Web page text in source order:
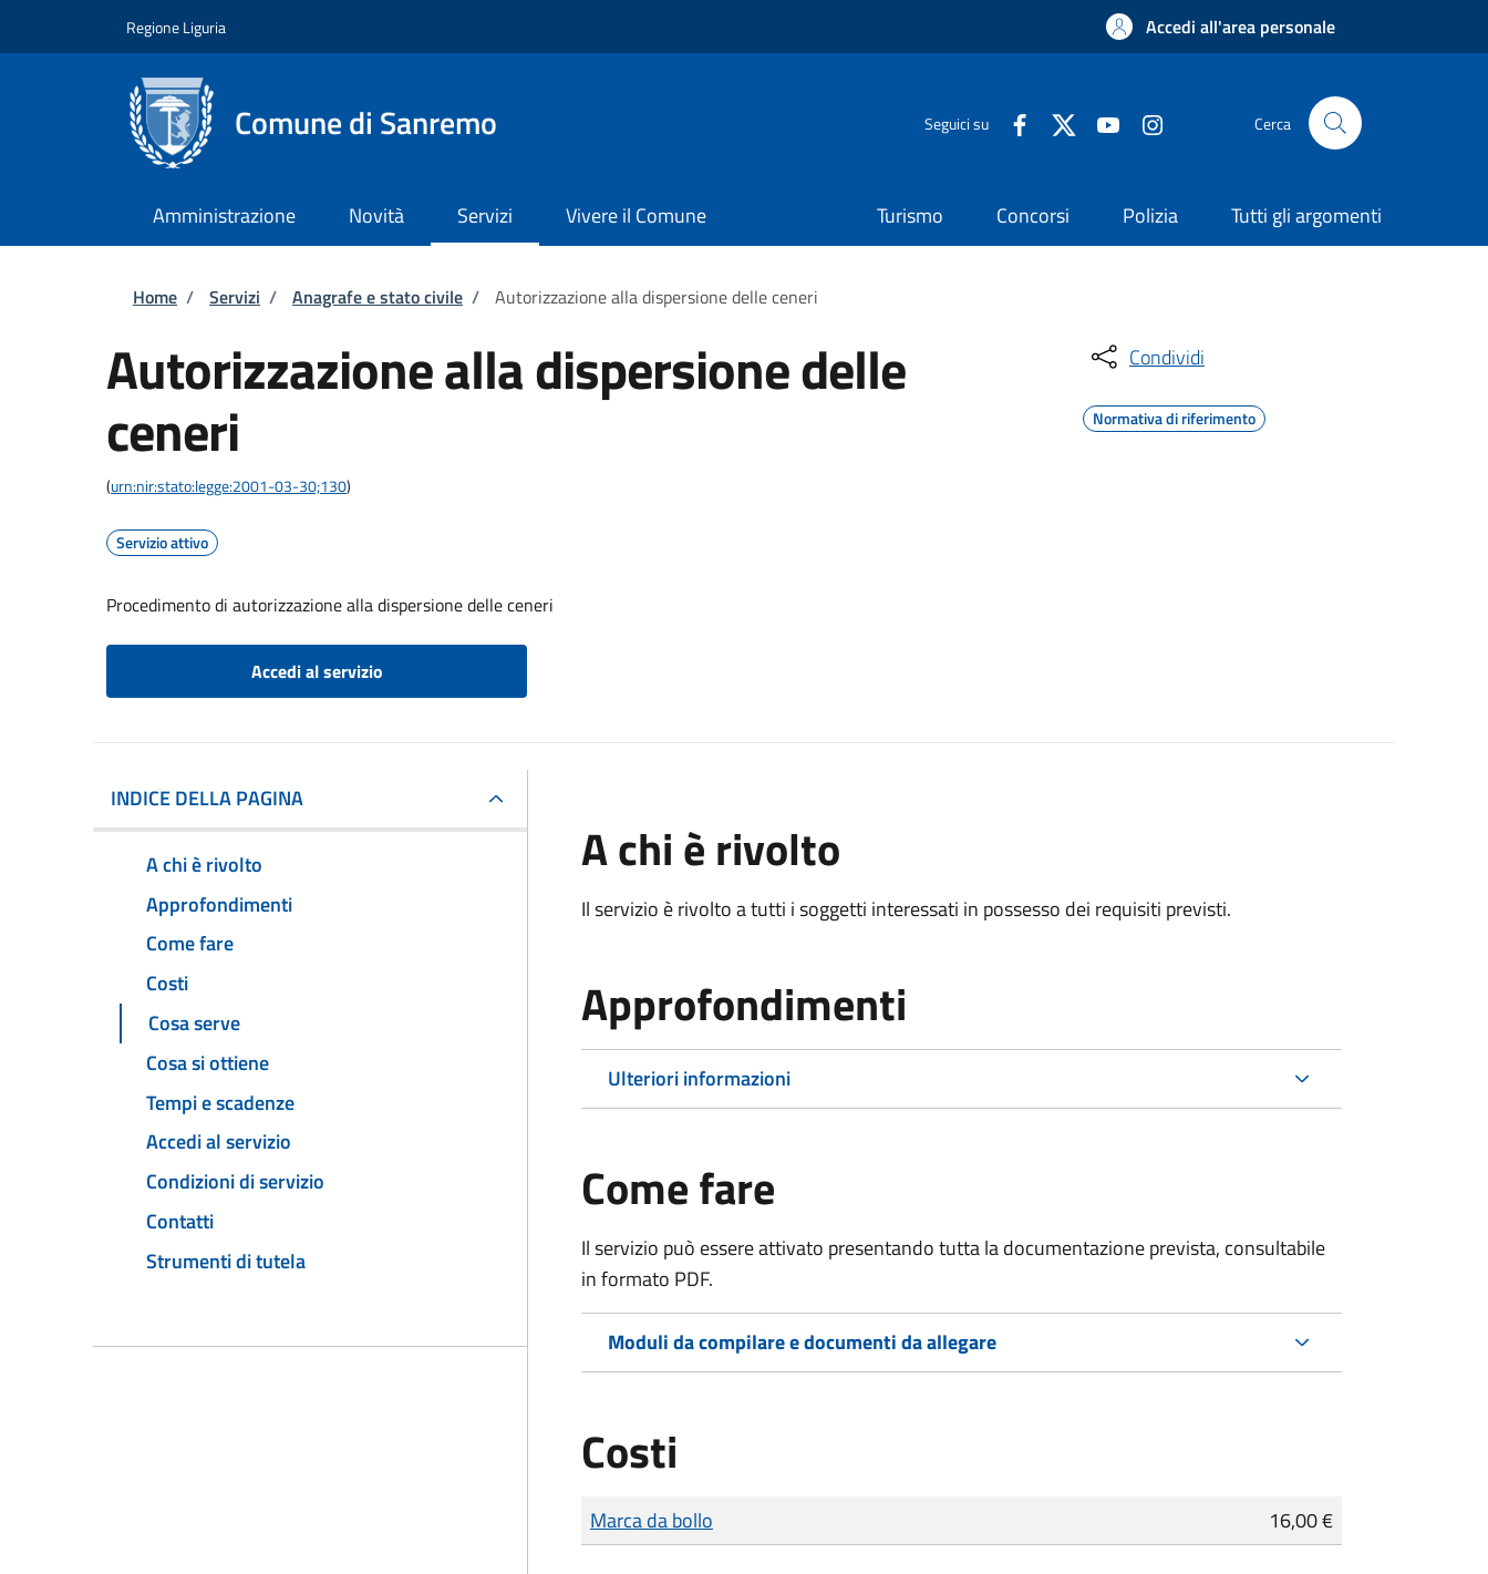
Regione Liguria Accedi all'area personale
Comune di Sanremo Seguici su Cerca
Amministrazione Novità Servizi Vivere il Comune Turismo Concorsi Polizia Tutti gli argomenti
Briciole di pane
Home / Servizi / Anagrafe e stato civile / Autorizzazione alla dispersione delle ceneri
Autorizzazione alla dispersione delle
ceneri
(urn:nir:stato:legge:2001-03-30;130)
Servizio attivo
Procedimento di autorizzazione alla dispersione delle ceneri
Accedi al servizio
Condividi
Normativa di riferimento
INDICE DELLA PAGINA
A chi è rivolto
Approfondimenti
Come fare
Costi
Cosa serve
Cosa si ottiene
Tempi e scadenze
Accedi al servizio
Condizioni di servizio
Contatti
Strumenti di tutela
A chi è rivolto
Il servizio è rivolto a tutti i soggetti interessati in possesso dei requisiti previsti.
Approfondimenti
Ulteriori informazioni
Come fare
Il servizio può essere attivato presentando tutta la documentazione prevista, consultabile
in formato PDF.
Moduli da compilare e documenti da allegare
Costi
Tipo di pagamento
Importo
Marca da bollo 16,00 €